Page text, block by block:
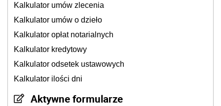
Kalkulator umów zlecenia
Kalkulator umów o dzieło
Kalkulator opłat notarialnych
Kalkulator kredytowy
Kalkulator odsetek ustawowych
Kalkulator ilości dni
Aktywne formularze